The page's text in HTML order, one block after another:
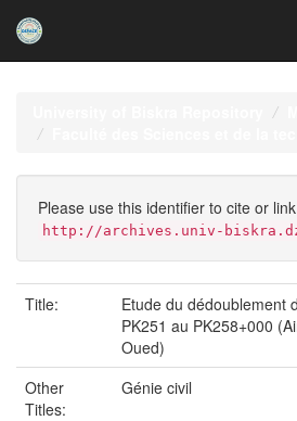
Please use this identifier to cite or
http://archives.univ-biskra.dz/
Title:
Etude du dédoublement
PK251 au PK258+000
Oued)
Other
Titles:
Génie civil